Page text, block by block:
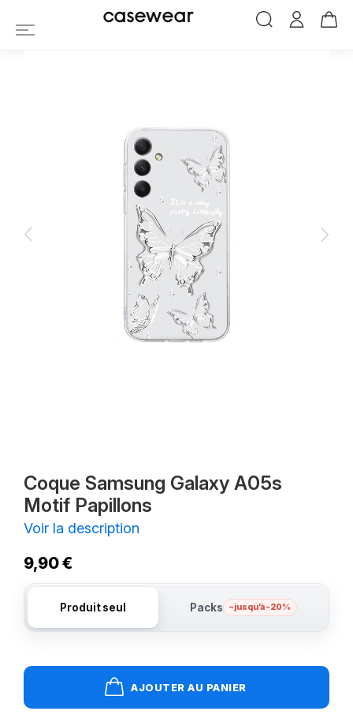
Coque Samsung Galaxy A05s Motif
casewear
Coque Samsung Galaxy A05s
Motif Papillons
Voir la description
9,90 €
Produit seul Packs – jusqu’à -20%
AJOUTER AU PANIER